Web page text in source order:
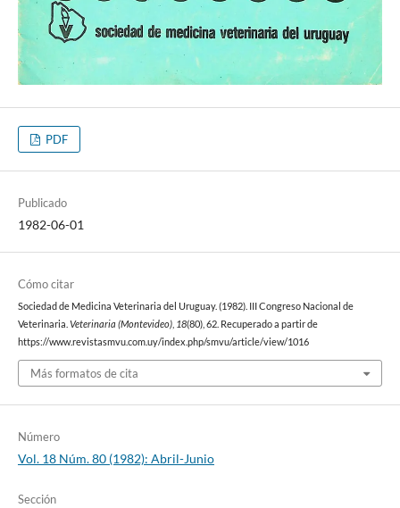
PDF
Publicado
1982-06-01
Cómo citar
Sociedad de Medicina Veterinaria del Uruguay. (1982). III Congreso Nacional de
Veterinaria. Veterinaria (Montevideo), 18(80), 62. Recuperado a partir de
https://www.revistasmvu.com.uy/index.php/smvu/article/view/1016
Más formatos de cita
Número
Vol. 18 Núm. 80 (1982): Abril-Junio
Sección